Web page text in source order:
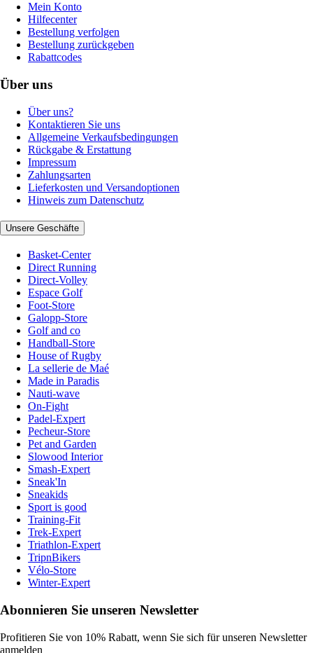
Mein Konto
Hilfecenter
Bestellung verfolgen
Bestellung zurückgeben
Rabattcodes
Über uns
Über uns?
Kontaktieren Sie uns
Allgemeine Verkaufsbedingungen
Rückgabe & Erstattung
Impressum
Zahlungsarten
Lieferkosten und Versandoptionen
Hinweis zum Datenschutz
Unsere Geschäfte
Basket-Center
Direct Running
Direct-Volley
Espace Golf
Foot-Store
Galopp-Store
Golf and co
Handball-Store
House of Rugby
La sellerie de Maé
Made in Paradis
Nauti-wave
On-Fight
Padel-Expert
Pecheur-Store
Pet and Garden
Slowood Interior
Smash-Expert
Sneak'In
Sneakids
Sport is good
Training-Fit
Trek-Expert
Triathlon-Expert
TripnBikers
Vélo-Store
Winter-Expert
Abonnieren Sie unseren Newsletter
Profitieren Sie von 10% Rabatt, wenn Sie sich für unseren Newsletter
anmelden